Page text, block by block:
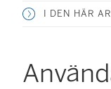
I DEN HÄR